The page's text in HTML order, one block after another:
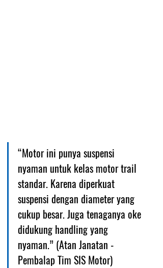
“Motor ini punya suspensi
nyaman untuk kelas motor trail
standar. Karena diperkuat
suspensi dengan diameter yang
cukup besar. Juga tenaganya oke
didukung handling yang
nyaman.” (Atan Janatan -
Pembalap Tim SIS Motor)